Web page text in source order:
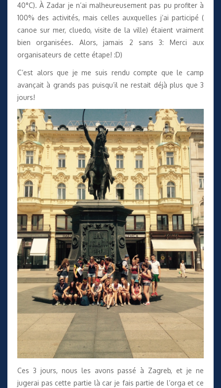
40°C). À Zadar je n’ai malheureusement pas pu profiter à
100% des activités, mais celles auxquelles j’ai participé (
canoe sur mer, cluedo, visite de la ville) étaient vraiment
bien organisées. Alors, jamais 2 sans 3: Merci aux
organisateurs de cette étape! :D)
C’est alors que je me suis rendu compte que le camp
avançait à grands pas puisqu’il ne restait déjà plus que 3
jours!
Ces 3 jours, nous les avons passé à Zagreb, et je ne
jugerai pas cette partie là car je fais partie de l’orga et ce